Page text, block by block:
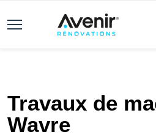
Travaux de
Wavre